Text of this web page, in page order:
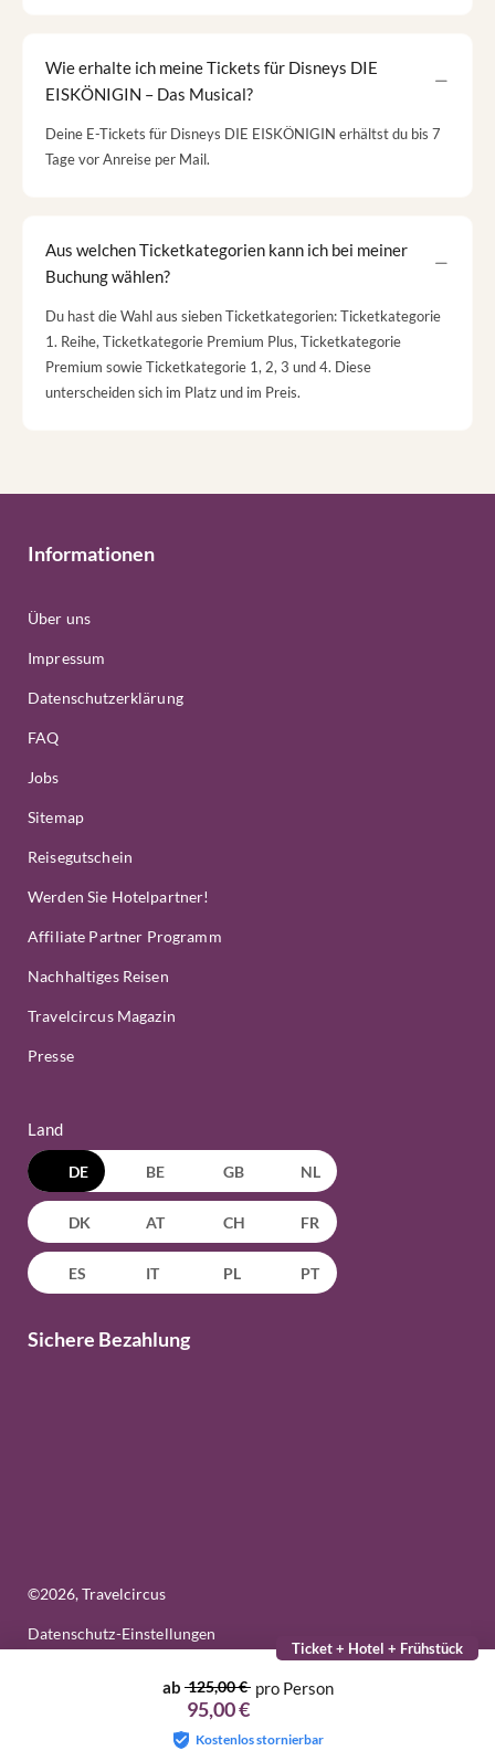
Wie erhalte ich meine Tickets für Disneys DIE
EISKÖNIGIN – Das Musical?
Deine E-Tickets für Disneys DIE EISKÖNIGIN erhältst du bis 7
Tage vor Anreise per Mail.
Aus welchen Ticketkategorien kann ich bei meiner
Buchung wählen?
Du hast die Wahl aus sieben Ticketkategorien: Ticketkategorie
1. Reihe, Ticketkategorie Premium Plus, Ticketkategorie
Premium sowie Ticketkategorie 1, 2, 3 und 4. Diese
unterscheiden sich im Platz und im Preis.
Ticket + Hotel + Frühstück
ab 125,00 €
95,00 €
pro Person
Kostenlos stornierbar
Informationen
Über uns
Impressum
Datenschutzerklärung
FAQ
Jobs
Sitemap
Reisegutschein
Werden Sie Hotelpartner!
Affiliate Partner Programm
Nachhaltiges Reisen
Travelcircus Magazin
Presse
Land
DE BE GB NL
DK AT CH FR
ES IT PL PT
Sichere Bezahlung
©2026, Travelcircus
Datenschutz-Einstellungen